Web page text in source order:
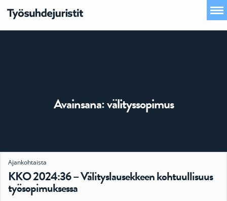
Avainsana:välityssopimus
Ajankohtaista
KKO 2024:36 – Välityslausekkeen kohtuullisuus
työsopimuksessa